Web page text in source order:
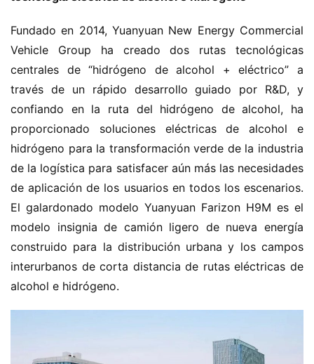
Fundado en 2014, Yuanyuan New Energy Commercial
Vehicle Group ha creado dos rutas tecnológicas
centrales de “hidrógeno de alcohol + eléctrico” a
través de un rápido desarrollo guiado por R&D, y
confiando en la ruta del hidrógeno de alcohol, ha
proporcionado soluciones eléctricas de alcohol e
hidrógeno para la transformación verde de la industria
de la logística para satisfacer aún más las necesidades
de aplicación de los usuarios en todos los escenarios.
El galardonado modelo Yuanyuan Farizon H9M es el
modelo insignia de camión ligero de nueva energía
construido para la distribución urbana y los campos
interurbanos de corta distancia de rutas eléctricas de
alcohol e hidrógeno.